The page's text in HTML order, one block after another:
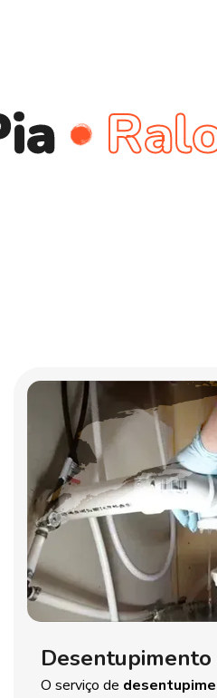
Ralo
Desentupimento
O serviço de